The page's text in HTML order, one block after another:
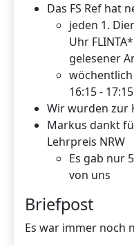
Das FS Ref hat
jeden 1.
Uhr
gelesener
16:15 -
Wir wurden zur
Markus dankt
Lehrpreis NRW
Es gab nur
von uns
Briefpost
Es war immer noch